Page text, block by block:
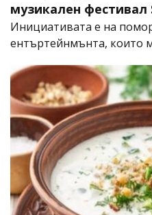
музикален фестивал
Инициативата е на
ентъртейнмънта, които